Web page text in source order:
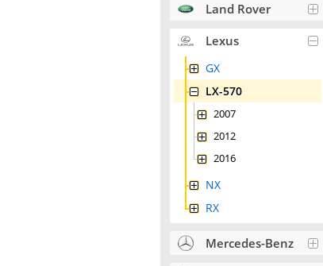
Land Rover
Lexus
GX
LX-570
2007
2012
2016
NX
RX
Mercedes-Benz